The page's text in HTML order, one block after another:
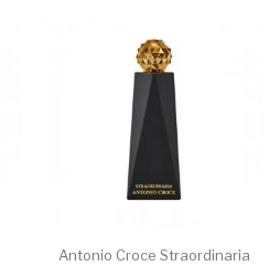
Antonio Croce Straordinaria